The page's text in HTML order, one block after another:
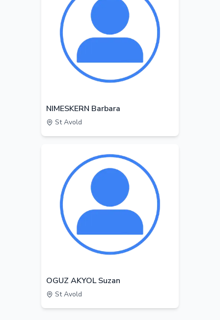
NIMESKERN Barbara
St Avold
OGUZ AKYOL Suzan
St Avold